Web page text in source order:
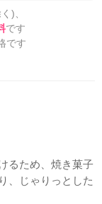
)、
です
です
るため、焼き菓子
、じゃりっとした